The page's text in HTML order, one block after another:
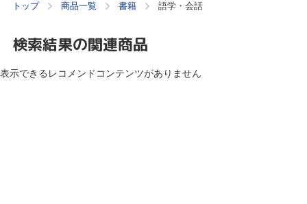
トップ 商品一覧 書籍 語学・会話
検索結果の関連商品
表示できるレコメンドコンテンツがありません